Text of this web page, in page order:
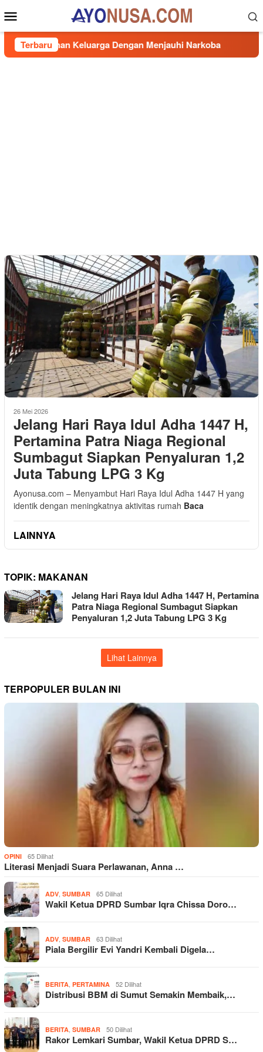
ke
kontenMobile
TerbaruKeluarga Dengan Menjauhi Narkoba Indra
26 Mei 2026
Jelang Hari Raya Idul Adha 1447 H,
Pertamina Patra Niaga Regional
Sumbagut Siapkan Penyaluran 1,2
Juta Tabung LPG 3 Kg
Ayonusa.com – Menyambut Hari Raya Idul Adha 1447 H yang
identik dengan meningkatnya aktivitas rumah Baca
LAINNYA
TOPIK: MAKANAN
Jelang Hari Raya Idul Adha 1447 H, Pertamina
Patra Niaga Regional Sumbagut Siapkan
Penyaluran 1,2 Juta Tabung LPG 3 Kg
Lihat Lainnya
TERPOPULER BULAN INI
OPINI 65 Dilihat
Literasi Menjadi Suara Perlawanan, Anna …
ADV SUMBAR 65 Dilihat
Wakil Ketua DPRD Sumbar Iqra Chissa Doro…
ADV SUMBAR 63 Dilihat
Piala Bergilir Evi Yandri Kembali Digela…
BERITA PERTAMINA 52 Dilihat
Distribusi BBM di Sumut Semakin Membaik,…
BERITA SUMBAR 50 Dilihat
Rakor Lemkari Sumbar, Wakil Ketua DPRD S…